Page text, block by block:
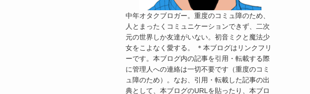
中年オタクブロガー。重度のコミュ障のため、
人とまったくコミュニケーションできず、二次
元の世界しか友達がいない。初音ミクと魔法少
女をこよなく愛する。 ＊本ブログはリンクフリ
ーです。本ブログ内の記事を引用・転載する際
に管理人への連絡は一切不要です（重度のコミ
ュ障のため）。なお、引用・転載した記事の出
典として、本ブログのURLを貼ったり、本ブロ